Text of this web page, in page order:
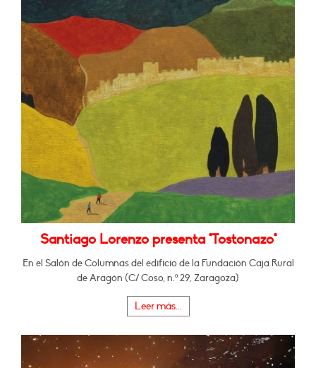
Santiago Lorenzo presenta "Tostonazo"
En el Salón de Columnas del edificio de la Fundación Caja Rural
de Aragón (C/ Coso, n.º 29, Zaragoza)
Leer más...